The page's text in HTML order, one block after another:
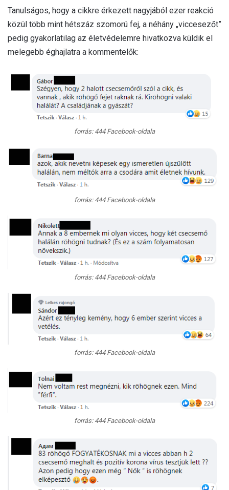
Tanulságos, hogy a cikkre érkezett nagyjából ezer reakció
közül több mint hétszáz szomorú fej, a néhány „viccesezőt”
pedig gyakorlatilag az életvédelemre hivatkozva küldik el
melegebb éghajlatra a kommentelők:
forrás: 444 Facebook-oldala
forrás: 444 Facebook-oldala
forrás: 444 Facebook-oldala
forrás: 444 Facebook-oldala
forrás: 444 Facebook-oldala